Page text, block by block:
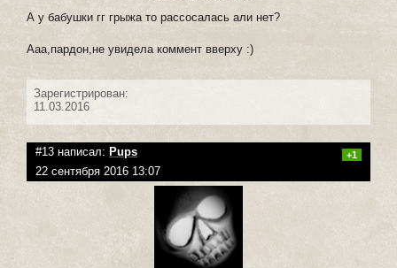
А у бабушки гг грыжа то рассосалась али нет?
Ааа,пардон,не увидела коммент вверху :)
Зарегистрирован:
11.03.2016
#13 написал: Pups +1
22 сентября 2016 13:07